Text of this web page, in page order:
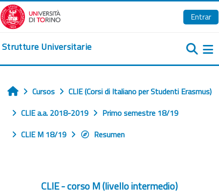
Salta al contenido principal
Entrar
Strutture Universitarie
Inicio
Cursos
CLIE (Corsi di Italiano per Studenti Erasmus)
CLIE a.a. 2018-2019
Primo semestre 18/19
CLIE M 18/19
Resumen
CLIE - corso M (livello intermedio)